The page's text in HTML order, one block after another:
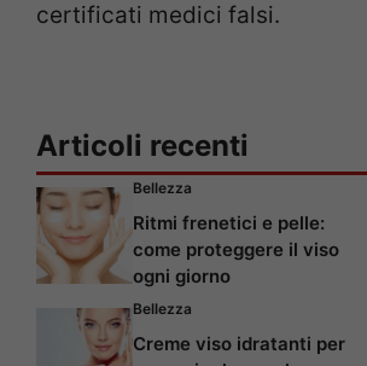
certificati medici falsi.
Articoli recenti
Bellezza
Ritmi frenetici e pelle:
come proteggere il viso
ogni giorno
Bellezza
Creme viso idratanti per